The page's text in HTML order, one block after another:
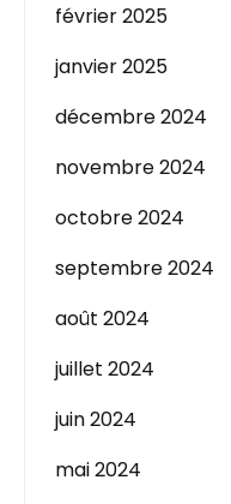
février 2025
janvier 2025
décembre 2024
novembre 2024
octobre 2024
septembre 2024
août 2024
juillet 2024
juin 2024
mai 2024